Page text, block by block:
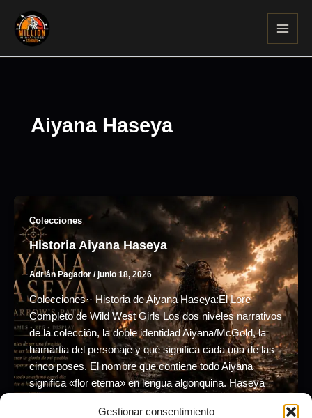
Gestionar consentimiento
contenido
Aiyana Haseya
Colecciones
Historia Aiyana Haseya
Adrián Pagador /junio 18, 2026
Colecciones·· Historia de Aiyana Haseya:El Lore
Completo de Wild West Girls Los dos niveles narrativos
de la colección, la doble identidad Aiyana/McGold, la
hamartia del personaje y qué significa cada una de las
cinco poses. El nombre que contiene todo Aiyana
significa «flor eterna» en lengua algonquina. Haseya